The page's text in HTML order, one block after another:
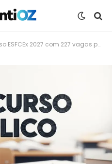
com 227 vagas para profissionais de nível superior